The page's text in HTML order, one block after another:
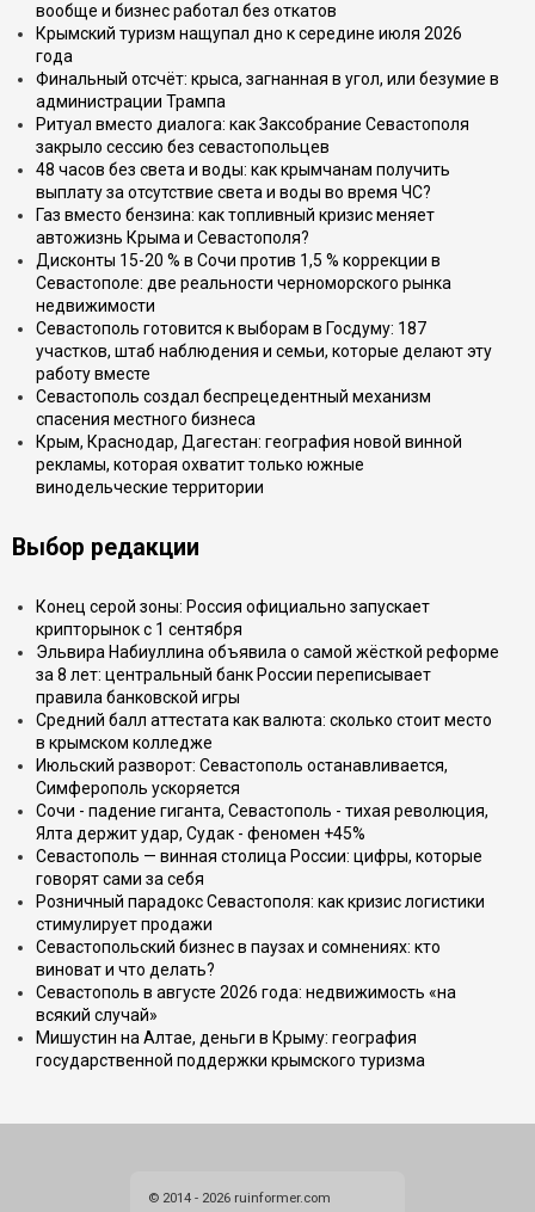
вообще и бизнес работал без откатов
Крымский туризм нащупал дно к середине июля 2026
года
Финальный отсчёт: крыса, загнанная в угол, или безумие в
администрации Трампа
Ритуал вместо диалога: как Заксобрание Севастополя
закрыло сессию без севастопольцев
48 часов без света и воды: как крымчанам получить
выплату за отсутствие света и воды во время ЧС?
Газ вместо бензина: как топливный кризис меняет
автожизнь Крыма и Севастополя?
Дисконты 15-20 % в Сочи против 1,5 % коррекции в
Севастополе: две реальности черноморского рынка
недвижимости
Севастополь готовится к выборам в Госдуму: 187
участков, штаб наблюдения и семьи, которые делают эту
работу вместе
Севастополь создал беспрецедентный механизм
спасения местного бизнеса
Крым, Краснодар, Дагестан: география новой винной
рекламы, которая охватит только южные
винодельческие территории
Выбор редакции
Конец серой зоны: Россия официально запускает
крипторынок с 1 сентября
Эльвира Набиуллина объявила о самой жёсткой реформе
за 8 лет: центральный банк России переписывает
правила банковской игры
Средний балл аттестата как валюта: сколько стоит место
в крымском колледже
Июльский разворот: Севастополь останавливается,
Симферополь ускоряется
Сочи - падение гиганта, Севастополь - тихая революция,
Ялта держит удар, Судак - феномен +45%
Севастополь — винная столица России: цифры, которые
говорят сами за себя
Розничный парадокс Севастополя: как кризис логистики
стимулирует продажи
Севастопольский бизнес в паузах и сомнениях: кто
виноват и что делать?
Севастополь в августе 2026 года: недвижимость «на
всякий случай»
Мишустин на Алтае, деньги в Крыму: география
государственной поддержки крымского туризма
© 2014 - 2026 ruinformer.com